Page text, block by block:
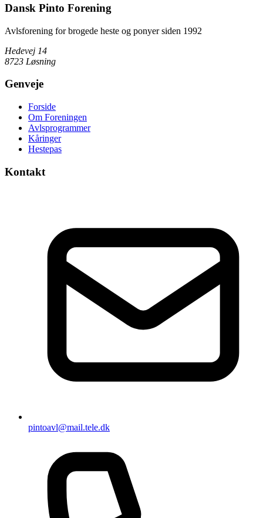
Dansk Pinto Forening
Avlsforening for brogede heste og ponyer siden 1992
Hedevej 14
8723 Løsning
Genveje
Forside
Om Foreningen
Avlsprogrammer
Kåringer
Hestepas
Kontakt
pintoavl@mail.tele.dk